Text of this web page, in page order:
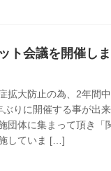
ト会議を開催し
拡大防止の為、2年間
りに開催する事が出
団体に集まって頂き「
していま […]